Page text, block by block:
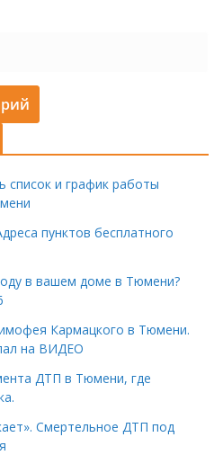
список и график работы
пунктов бесплатного
в вашем доме в Тюмени?
Кармацкого в Тюмени.
на ВИДЕО
ДТП в Тюмени, где
Смертельное ДТП под